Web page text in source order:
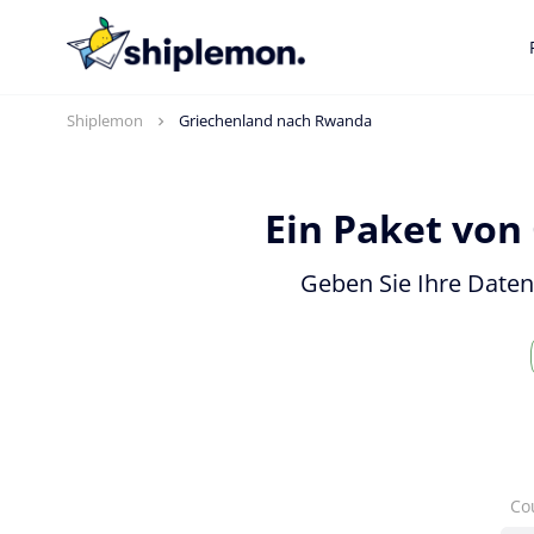
Shiplemon Griechenland nach Rwanda
Ein Paket
Geben Sie Ihre